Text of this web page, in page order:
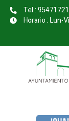
Tel :
Horario : Lun-